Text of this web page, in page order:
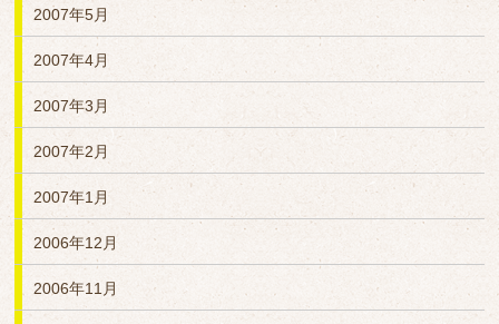
2007年5月
2007年4月
2007年3月
2007年2月
2007年1月
2006年12月
2006年11月